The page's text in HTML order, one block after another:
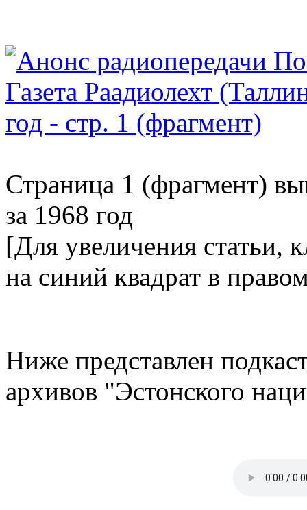
Страница 1 (фрагмент)
за 1968 год
[Для увеличения статьи,
на синий квадрат в
Ниже представлен
архивов "Эстонского